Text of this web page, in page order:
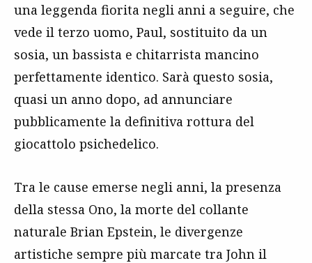
una leggenda fiorita negli anni a seguire, che
vede il terzo uomo, Paul, sostituito da un
sosia, un bassista e chitarrista mancino
perfettamente identico. Sarà questo sosia,
quasi un anno dopo, ad annunciare
pubblicamente la definitiva rottura del
giocattolo psichedelico.
Tra le cause emerse negli anni, la presenza
della stessa Ono, la morte del collante
naturale Brian Epstein, le divergenze
artistiche sempre più marcate tra John il